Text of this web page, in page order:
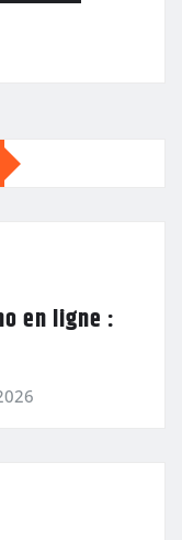
en ligne :